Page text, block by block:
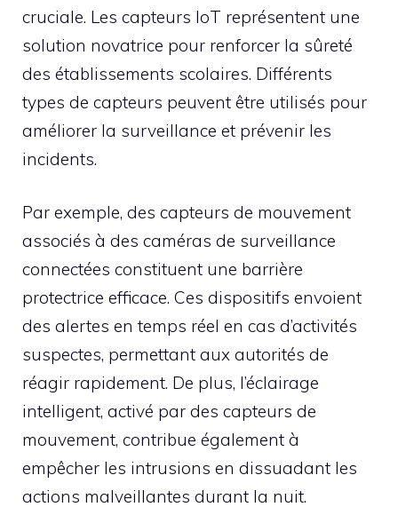
cruciale. Les capteurs IoT représentent une
solution novatrice pour renforcer la sûreté
des établissements scolaires. Différents
types de capteurs peuvent être utilisés pour
améliorer la surveillance et prévenir les
incidents.
Par exemple, des capteurs de mouvement
associés à des caméras de surveillance
connectées constituent une barrière
protectrice efficace. Ces dispositifs envoient
des alertes en temps réel en cas d’activités
suspectes, permettant aux autorités de
réagir rapidement. De plus, l’éclairage
intelligent, activé par des capteurs de
mouvement, contribue également à
empêcher les intrusions en dissuadant les
actions malveillantes durant la nuit.